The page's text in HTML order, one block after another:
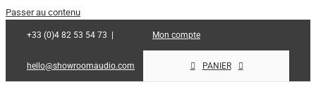
Passer au contenu
+33 (0)4 82 53 54 73
hello@showroomaudio.com
Mon compte
PANIER